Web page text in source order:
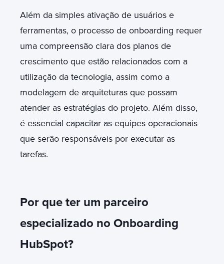
Além da simples ativação de usuários e
ferramentas, o processo de onboarding requer
uma compreensão clara dos planos de
crescimento que estão relacionados com a
utilização da tecnologia, assim como a
modelagem de arquiteturas que possam
atender as estratégias do projeto. Além disso,
é essencial capacitar as equipes operacionais
que serão responsáveis por executar as
tarefas.
Por que ter um parceiro
especializado no Onboarding
HubSpot?